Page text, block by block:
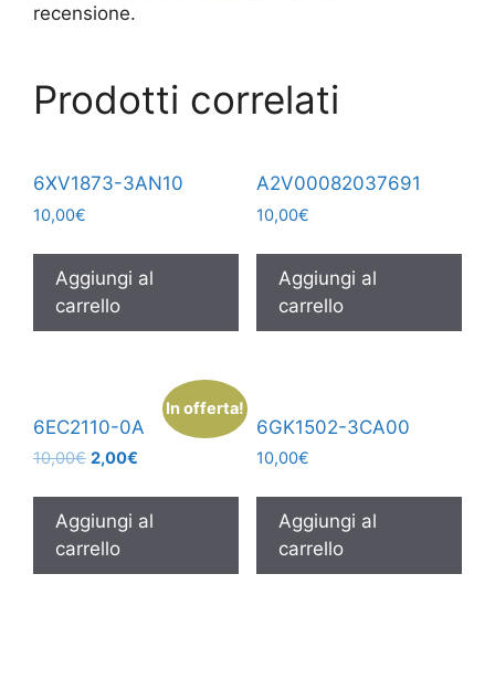
recensione.
Prodotti correlati
6XV1873-3AN10
10,00€
Aggiungi al
carrello
A2V00082037691
10,00€
Aggiungi al
carrello
In offerta!
6EC2110-0A
10,00€ 2,00€
Aggiungi al
carrello
6GK1502-3CA00
10,00€
Aggiungi al
carrello